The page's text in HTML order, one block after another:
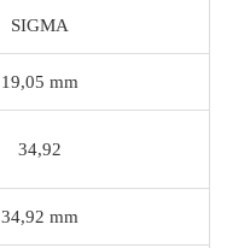
SIGMA
19,05 mm
34,92
34,92 mm